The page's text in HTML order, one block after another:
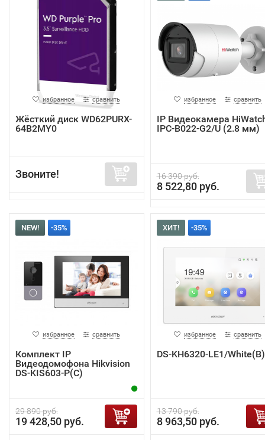
избранное сравнить
Жёсткий диск WD62PURX-
64B2MY0
Звоните!
избранное сравнить
IP Видеокамера
IPC-B022-G2/U (2.8 мм)
16 390 руб.
8 522,80 руб.
NEW! -35%
избранное сравнить
Комплект IP
Видеодомофона Hikvision
DS-KIS603-P(C)
29 890 руб.
19 428,50 руб.
ХИТ! -35%
избранное сравнить
DS-KH6320-LE1/White(B)
13 790 руб.
8 963,50 руб.